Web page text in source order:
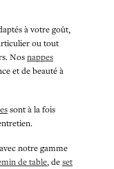
à votre goût,
ou tout
Nosnappes
et de beauté à
sont à la fois
notre gamme
de table, deset